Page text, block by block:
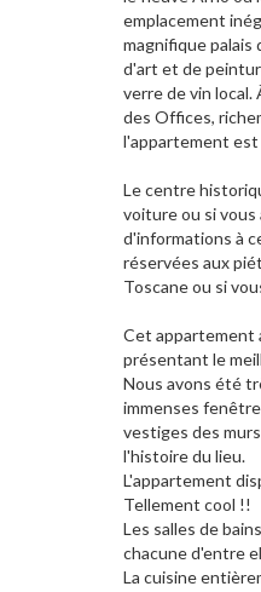
emplacement
magnifique palais
d'art et de
verre de vin local.
des Offices,
l'appartement est
Le centre
voiture ou si vous
d'informations à
réservées aux
Toscane ou si
Cet appartement
présentant le
Nous avons été
immenses
vestiges des
l'histoire du lieu.
L'appartement
Tellement cool !!
Les salles de
chacune d'entre
La cuisine